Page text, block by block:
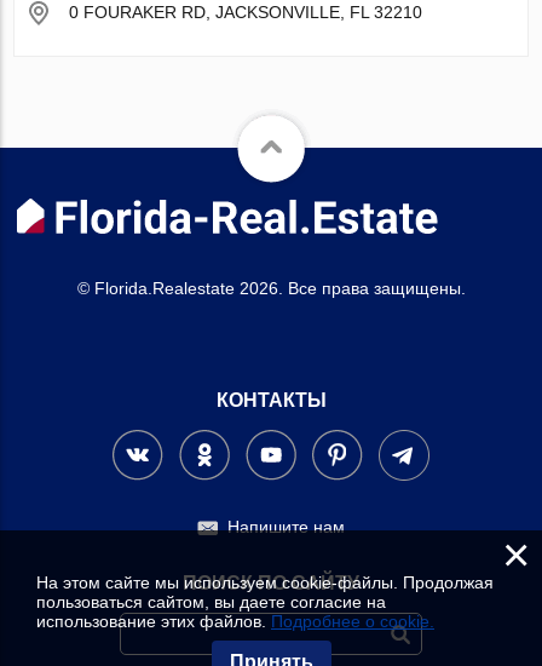
0 FOURAKER RD, JACKSONVILLE, FL 32210
© Florida.Realestate 2026. Все права защищены.
КОНТАКТЫ
Напишите нам
ПОИСК ПО САЙТУ
×
На этом сайте мы используем cookie-файлы. Продолжая
пользоваться сайтом, вы даете согласие на
использование этих файлов. Подробнее о cookie.
Принять